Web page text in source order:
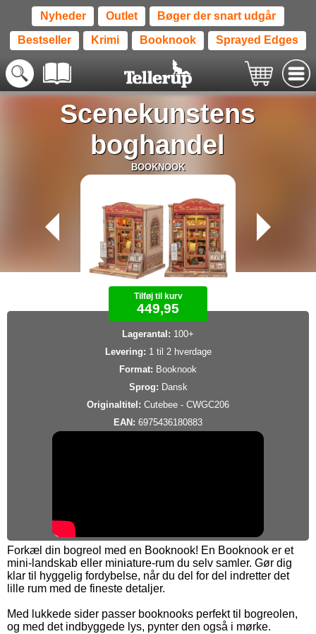
Nyheder Outlet Bøger der snart udgår
Bestseller Krimi Booknook Sprayed Edges
Scenekunstens
boghandel
BOOKNOOK
Tilføj til kurv
449,95
Lagerantal: 100+
Levering: 1 til 2 hverdage
Format: Booknook
Sprog: Dansk
Originaltitel: Cutebee - CWGC206
EAN: 6975436180883
Forkæl din bogreol med en Booknook! En Booknook er et
mini-landskab eller miniature-rum du selv samler. Gør dig
klar til hyggelig fordybelse, når du del for del indretter det
lille rum med de fineste detaljer.
Med lukkede sider passer booknooks perfekt til bogreolen,
og med det indbyggede lys, pynter den også i mørke.